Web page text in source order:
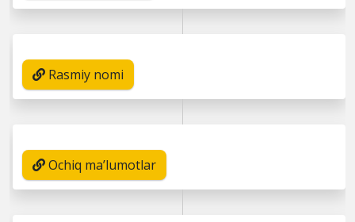
Rasmiy nomi
Ochiq ma’lumotlar